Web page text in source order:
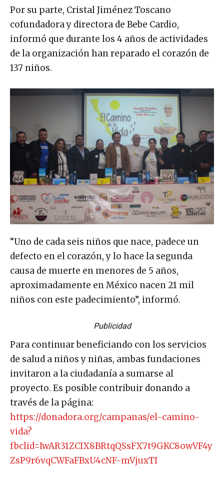
Por su parte, Cristal Jiménez Toscano
cofundadora y directora de Bebe Cardio,
informó que durante los 4 años de actividades
de la organización han reparado el corazón de
137 niños.
“Uno de cada seis niños que nace, padece un
defecto en el corazón, y lo hace la segunda
causa de muerte en menores de 5 años,
aproximadamente en México nacen 21 mil
niños con este padecimiento”, informó.
Publicidad
Para continuar beneficiando con los servicios
de salud a niños y niñas, ambas fundaciones
invitaron a la ciudadanía a sumarse al
proyecto. Es posible contribuir donando a
través de la página:
https://donadora.org/campanas/el-camino-
vida?
fbclid=IwAR31ZCIX8BRtqQSsFX7t9GKC8owVF4y
ZsP9r6vqCWFaFBxU4cNF-mVjuxTI